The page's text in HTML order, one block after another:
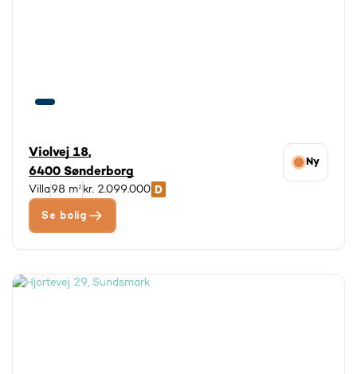
Violvej 18,
6400 Sønderborg
Ny
Villa98 m² kr. 2.099.000
Se bolig